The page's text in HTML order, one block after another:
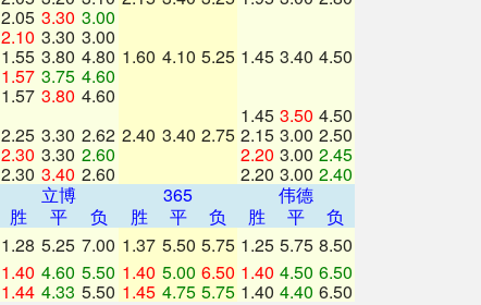
2.05 3.30 3.00
2.10 3.30 3.00
1.55 3.80 4.80 1.60 4.10 5.25 1.45 3.40 4.50
1.57 3.75 4.60
1.57 3.80 4.60
1.45 3.50 4.50
2.25 3.30 2.62 2.40 3.40 2.75 2.15 3.00 2.50
2.30 3.30 2.60 2.20 3.00 2.45
2.30 3.40 2.60 2.20 3.00 2.40
立博 365
伟德
胜 平 负 胜 平 负 胜 平
负
1.28 5.25 7.00 1.37 5.50 5.75 1.25 5.75 8.50
1.40 4.60 5.50 1.40 5.00 6.50 1.40 4.50 6.50
1.44 4.33 5.50 1.45 4.75 5.75 1.40 4.40 6.50